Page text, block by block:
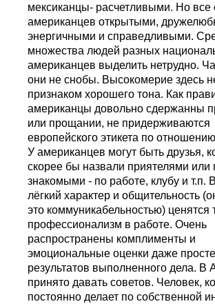
мексиканцы- расчетливыми. Но все
американцев открытыми,
энергичными и справедливыми.
множества людей разных
американцев выделить нетрудно.
они не снобы. Высокомерие здесь
признаком хорошего тона. Как
американцы довольно сдержанны
или прощании, не придерживаются
европейского этикета по
У американцев могут быть друзья,
скорее бы назвали приятелями или
знакомыми - по работе, клубу и т.п.
лёгкий характер и общительность
это коммуникабельностью) ценятся
профессионализм в работе. Очень
распространены комплименты и
эмоциональные оценки даже
результатов выполненного дела. В
принято давать советов. Человек,
постоянно делает по собственной